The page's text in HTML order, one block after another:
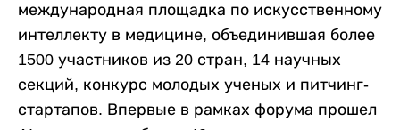
международная площадка по искусственному
интеллекту в медицине, объединившая более
1500 участников из 20 стран, 14 научных
секций, конкурс молодых ученых и питчинг-
стартапов. Впервые в рамках форума прошел